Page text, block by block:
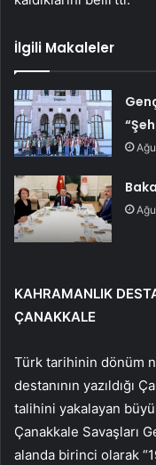
İlgili Makaleler
KAHRAMANLIK
ÇANAKKALE
Türk tarihinin dönüm
destanının yazıldığı
talihini yakalayan
Çanakkale Savaşları
alanda birinci olarak